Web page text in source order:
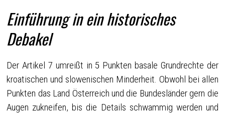
Einführung in ein historisches
Debakel
Der Artikel 7 umreißt in 5 Punkten basale Grundrechte der
kroatischen und slowenischen Minderheit. Obwohl bei allen
Punkten das Land Österreich und die Bundesländer gern die
Augen zukneifen, bis die Details schwammig werden und